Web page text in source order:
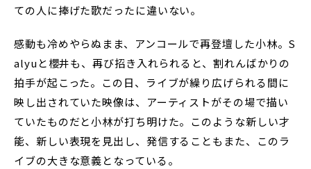
ての人に捧げた歌だったに違いない。
感動も冷めやらぬまま、アンコールで再登壇した小林。S
alyuと櫻井も、再び招き入れられると、割れんばかりの
拍手が起こった。この日、ライブが繰り広げられる間に
映し出されていた映像は、アーティストがその場で描い
ていたものだと小林が打ち明けた。このような新しい才
能、新しい表現を見出し、発信することもまた、このラ
イブの大きな意義となっている。